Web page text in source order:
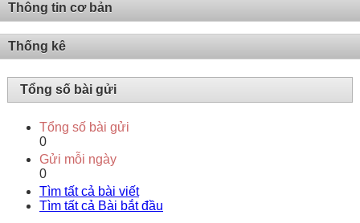
Thông tin cơ bản
Thống kê
Tổng số bài gửi
Tổng số bài gửi
0
Gửi mỗi ngày
0
Tìm tất cả bài viết
Tìm tất cả Bài bắt đầu